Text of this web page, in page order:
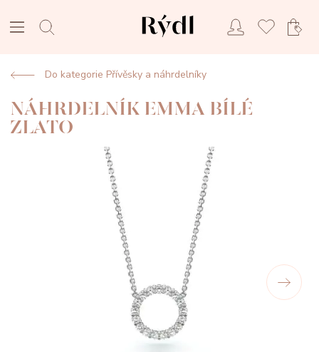
Do kategorie Přívěsky a náhrdelníky
NÁHRDELNÍK EMMA BÍLÉ
ZLATO